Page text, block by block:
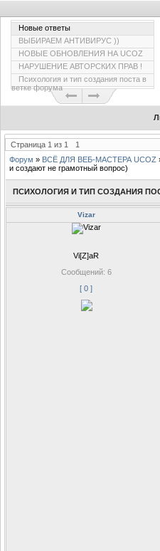
Новые ответы
ВЫБИРАЕМ АНТИВИРУС ))
НОВЫЕ ОБНОВЛЕНИЯ НА UCOZ
НАРУШЕНИЕ АВТОРСКИХ ПРАВ !
Психология и тип создания поста в
ветке форума
Страница 1 из 1
1
Форум » ВСЁ ДЛЯ ВЕБ-МАСТЕРА UCOZ
и создают не грамотный вопрос)
ПСИХОЛОГИЯ И ТИП СОЗДАНИЯ
Vizar
Vi[Z]aR
Сообщений: 6
[ 0 ]